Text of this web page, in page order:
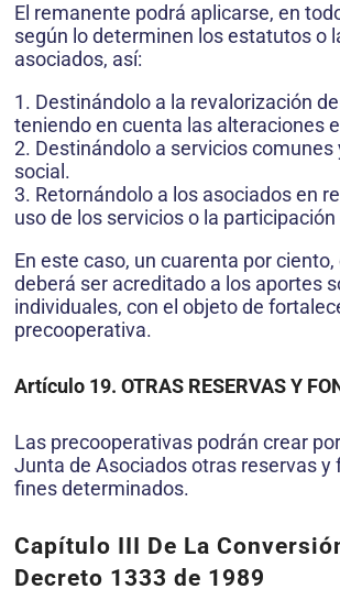
El remanente podrá aplicarse, en
según lo determinen los estatutos o
asociados, así:
1. Destinándolo a la revalorización
teniendo en cuenta las alteraciones
2. Destinándolo a servicios comunes
social.
3. Retornándolo a los asociados en
uso de los servicios o la
En este caso, un cuarenta por
deberá ser acreditado a los aportes
individuales, con el objeto de
precooperativa.
Artículo 19. OTRAS RESERVAS Y
Las precooperativas podrán crear
Junta de Asociados otras reservas y
fines determinados.
Capítulo III De La
Decreto 1333 de 1989